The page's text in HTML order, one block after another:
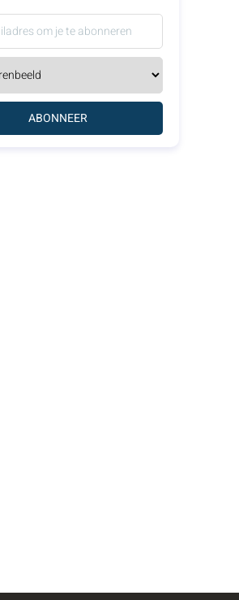
ABONNEER